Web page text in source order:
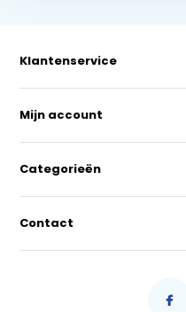
Klantenservice
Mijn account
Categorieën
Contact